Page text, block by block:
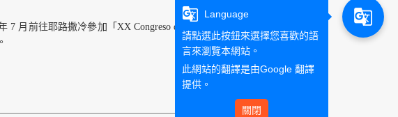
月前往耶路撒冷參加「XX Congreso de la Asociación
g_translate
Language
請點選此按鈕來選擇您喜歡的語
言來瀏覽本網站。
此網站的翻譯是由Google 翻譯
提供。
關閉
g_translate